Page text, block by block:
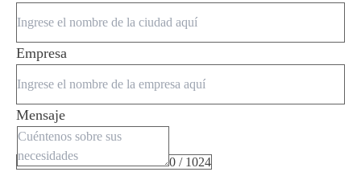
Empresa
Mensaje
0 / 1024